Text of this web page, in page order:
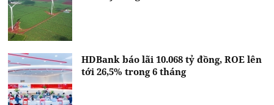
HDBank báo lãi 10.068 tỷ đồng, ROE lên
tới 26,5% trong 6 tháng